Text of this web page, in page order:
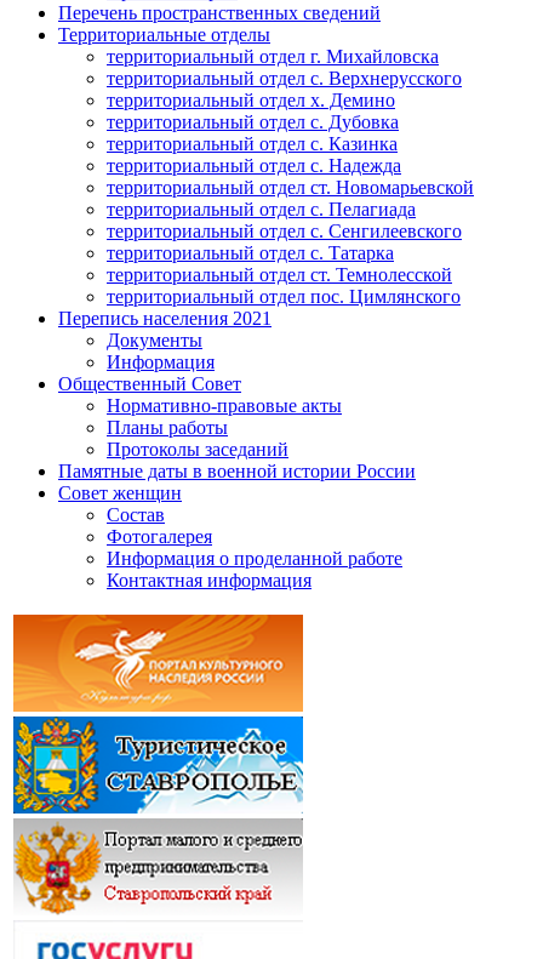
Перечень пространственных сведений
Территориальные отделы
территориальный отдел г. Михайловска
территориальный отдел с. Верхнерусского
территориальный отдел х. Демино
территориальный отдел с. Дубовка
территориальный отдел с. Казинка
территориальный отдел с. Надежда
территориальный отдел ст. Новомарьевской
территориальный отдел с. Пелагиада
территориальный отдел с. Сенгилеевского
территориальный отдел с. Татарка
территориальный отдел ст. Темнолесской
территориальный отдел пос. Цимлянского
Перепись населения 2021
Документы
Информация
Общественный Совет
Нормативно-правовые акты
Планы работы
Протоколы заседаний
Памятные даты в военной истории России
Совет женщин
Состав
Фотогалерея
Информация о проделанной работе
Контактная информация